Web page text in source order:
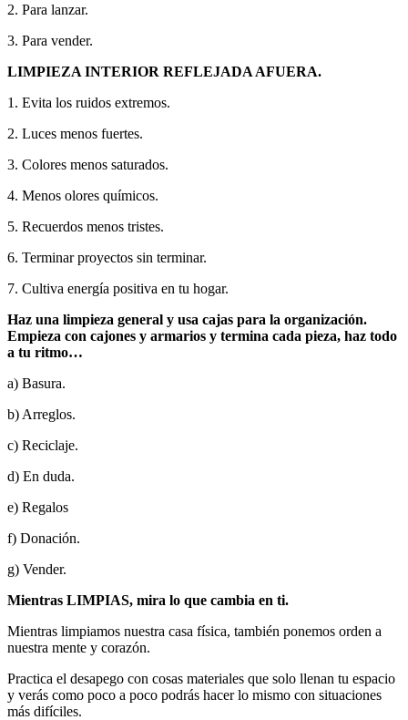
2. Para lanzar.
3. Para vender.
LIMPIEZA INTERIOR REFLEJADA AFUERA.
1. Evita los ruidos extremos.
2. Luces menos fuertes.
3. Colores menos saturados.
4. Menos olores químicos.
5. Recuerdos menos tristes.
6. Terminar proyectos sin terminar.
7. Cultiva energía positiva en tu hogar.
Haz una limpieza general y usa cajas para la organización.
Empieza con cajones y armarios y termina cada pieza, haz todo
a tu ritmo…
a) Basura.
b) Arreglos.
c) Reciclaje.
d) En duda.
e) Regalos
f) Donación.
g) Vender.
Mientras LIMPIAS, mira lo que cambia en ti.
Mientras limpiamos nuestra casa física, también ponemos orden a
nuestra mente y corazón.
Practica el desapego con cosas materiales que solo llenan tu espacio
y verás como poco a poco podrás hacer lo mismo con situaciones
más difíciles.